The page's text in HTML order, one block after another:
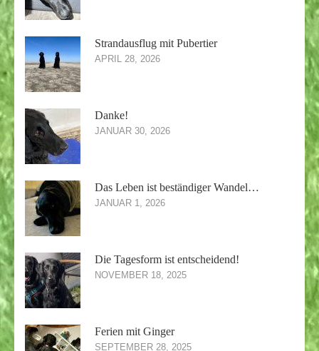
Strandausflug mit Pubertier
APRIL 28, 2026
Danke!
JANUAR 30, 2026
Das Leben ist beständiger Wandel…
JANUAR 1, 2026
Die Tagesform ist entscheidend!
NOVEMBER 18, 2025
Ferien mit Ginger
SEPTEMBER 28, 2025